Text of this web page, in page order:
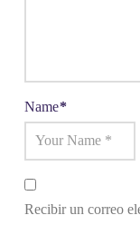
Name*
Recibir un correo